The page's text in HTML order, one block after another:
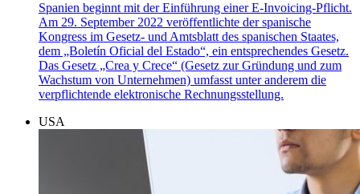
Spanien beginnt mit der Einführung einer E-Invoicing-Pflicht.
Am 29. September 2022 veröffentlichte der spanische
Kongress im Gesetz- und Amtsblatt des spanischen Staates,
dem „Boletín Oficial del Estado“, ein entsprechendes Gesetz.
Das Gesetz „Crea y Crece“ (Gesetz zur Gründung und zum
Wachstum von Unternehmen) umfasst unter anderem die
verpflichtende elektronische Rechnungsstellung.
USA